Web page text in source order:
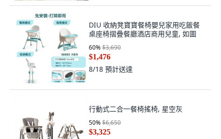
DIU 收納凳寶寶餐椅嬰兒家用吃飯餐
桌座椅摺疊餐廳酒店商用兒童, 如圖
60%$3,690
$1,476
8/18 預計送達
行動式二合一餐椅搖椅, 星空灰
50%$6,650
$3,325